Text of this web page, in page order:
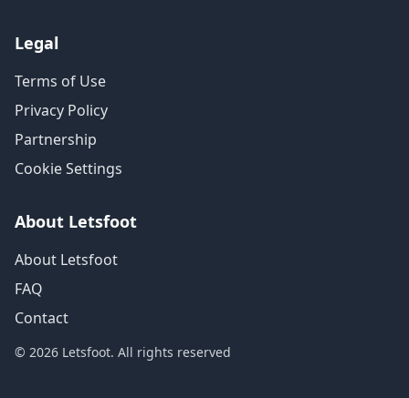
Legal
Terms of Use
Privacy Policy
Partnership
Cookie Settings
About Letsfoot
About Letsfoot
FAQ
Contact
© 2026 Letsfoot. All rights reserved